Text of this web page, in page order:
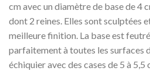
cm avec un diamètre de base de 4
dont 2 reines. Elles sont sculptées
meilleure finition. La base est
parfaitement à toutes les surfaces
échiquier avec des cases de 5 à